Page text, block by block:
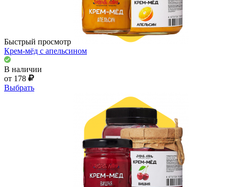
Быстрый просмотр
Крем-мёд с апельсином
В наличии
от 178
Выбрать